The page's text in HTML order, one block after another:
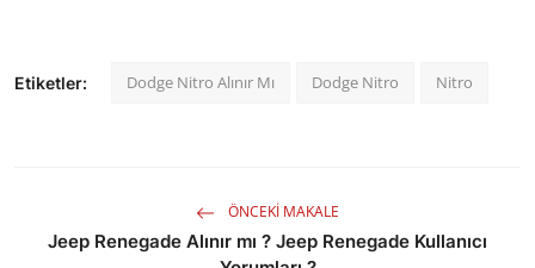
Etiketler: Dodge Nitro Alınır Mı Dodge Nitro Nitro
ÖNCEKI MAKALE
Jeep Renegade Alınır mı ? Jeep Renegade Kullanıcı